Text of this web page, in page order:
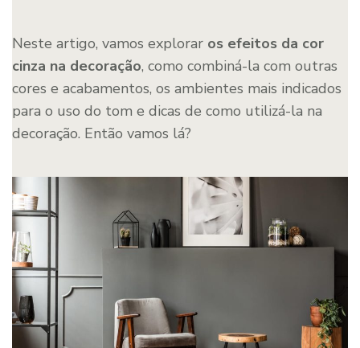
Neste artigo, vamos explorar os efeitos da cor
cinza na decoração, como combiná-la com outras
cores e acabamentos, os ambientes mais indicados
para o uso do tom e dicas de como utilizá-la na
decoração. Então vamos lá?